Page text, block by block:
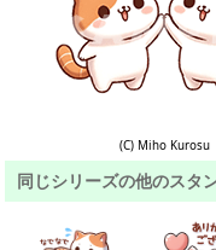
(C) Miho Kurosu
同じシリーズの他のスタ